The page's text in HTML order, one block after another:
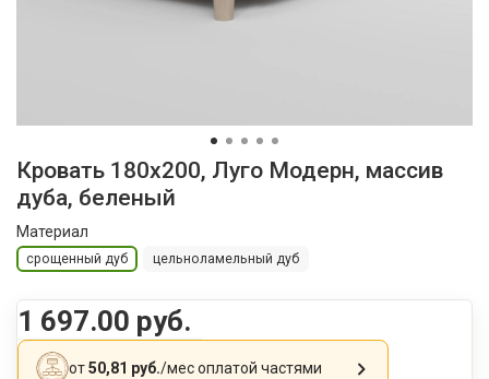
Кровать 180x200, Луго Модерн, массив
дуба, беленый
Материал
срощенный дуб цельноламельный дуб
1 697.00 руб.
от50,81 руб./месоплатой частями